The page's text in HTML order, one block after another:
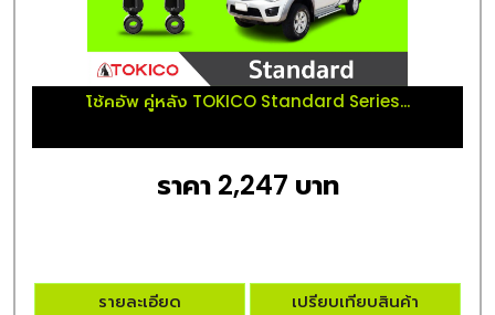
โช้คอัพ คู่หลัง TOKICO Standard Series...
ราคา 2,247 บาท
รายละเอียด เปรียบเทียบสินค้า